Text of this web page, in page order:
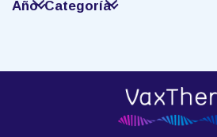
Año Categoría